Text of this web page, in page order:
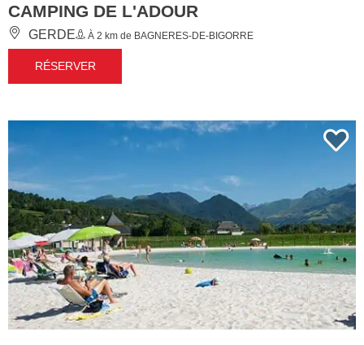
CAMPING DE L'ADOUR
GERDE À 2 km de BAGNERES-DE-BIGORRE
RÉSERVER